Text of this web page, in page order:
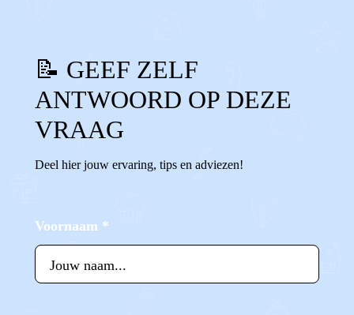
📝 GEEF ZELF
ANTWOORD OP DEZE
VRAAG
Deel hier jouw ervaring, tips en adviezen!
Voornaam *